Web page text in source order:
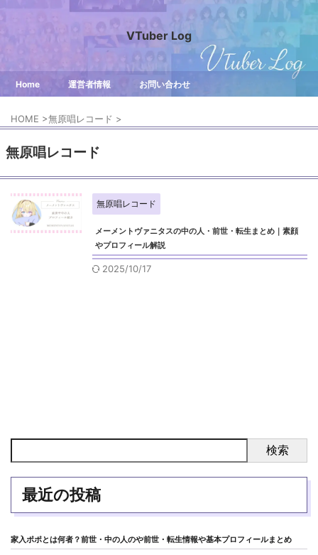
VTuber Log
Home 運営者情報 お問い合わせ
HOME >無原唱レコード >
無原唱レコード
無原唱レコード
メーメントヴァニタスの中の人・前世・転生まとめ｜素顔
やプロフィール解説
2025/10/17
検索
最近の投稿
家入ポポとは何者？前世・中の人のや前世・転生情報や基本プロフィールまとめ